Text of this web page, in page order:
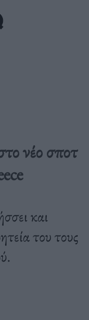
νέο σποτ
και
του τους